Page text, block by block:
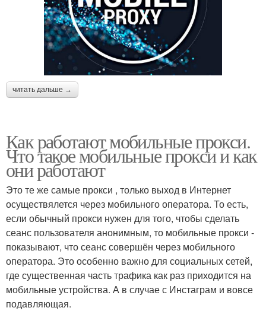
читать дальше →
Как работают мобильные прокси.
Что такое мобильные прокси и как
они работают
Это те же самые прокси , только выход в Интернет
осуществялется через мобильного оператора. То есть,
если обычный прокси нужен для того, чтобы сделать
сеанс пользователя анонимным, то мобильные прокси -
показывают, что сеанс совершён через мобильного
оператора. Это особенно важно для социальных сетей,
где существенная часть трафика как раз приходится на
мобильные устройства. А в случае с Инстаграм и вовсе
подавляющая.